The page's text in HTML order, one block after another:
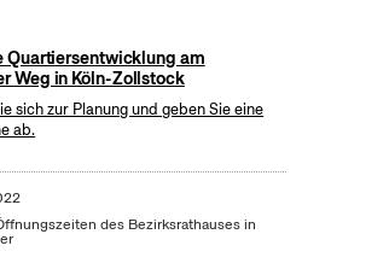
Quartiersentwicklung am
Weg in Köln-Zollstock
sich zur Planung und geben Sie eine
ab.
des Bezirksrathauses in